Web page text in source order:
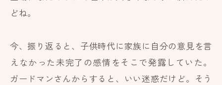
どね。
今、振り返ると、子供時代に家族に自分の意見を言
えなかった未完了の感情をそこで発露していた。
ガードマンさんからすると、いい迷惑だけど。そう